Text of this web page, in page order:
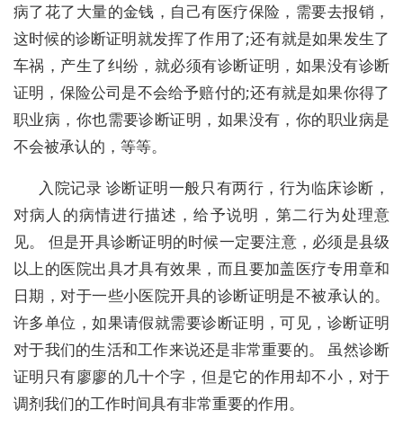
病了花了大量的金钱，自己有医疗保险，需要去报销，
这时候的诊断证明就发挥了作用了;还有就是如果发生了
车祸，产生了纠纷，就必须有诊断证明，如果没有诊断
证明，保险公司是不会给予赔付的;还有就是如果你得了
职业病，你也需要诊断证明，如果没有，你的职业病是
不会被承认的，等等。
入院记录 诊断证明一般只有两行，行为临床诊断，
对病人的病情进行描述，给予说明，第二行为处理意
见。 但是开具诊断证明的时候一定要注意，必须是县级
以上的医院出具才具有效果，而且要加盖医疗专用章和
日期，对于一些小医院开具的诊断证明是不被承认的。
许多单位，如果请假就需要诊断证明，可见，诊断证明
对于我们的生活和工作来说还是非常重要的。 虽然诊断
证明只有廖廖的几十个字，但是它的作用却不小，对于
调剂我们的工作时间具有非常重要的作用。